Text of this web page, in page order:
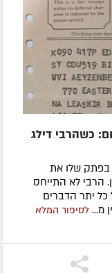
כשהרבי דילג
בפתק שלו את
הרבי לא התייחס
כל יתר הדברים
מ... לסיפור המלא